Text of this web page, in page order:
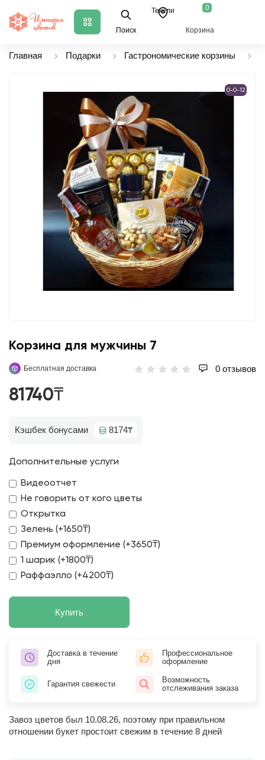
Поиск
Текели 0
Корзина
Главная Подарки Гастрономические корзины
0-0-12
Корзина для мужчины 7
Бесплатная доставка 0 отзывов
81740₸
Кэшбек бонусами 8174₸
Дополнительные услуги
Видеоотчет
Не говорить от кого цветы
Открытка
Зелень (+1650₸)
Премиум оформление (+3650₸)
1 шарик (+1800₸)
Раффаэлло (+4200₸)
Купить
Доставка в течение
дня
Профессиональное
оформление
Гарантия свежести
Возможность
отслеживания заказа
Завоз цветов был 10.08.26, поэтому при правильном
отношении букет простоит свежим в течение 8 дней